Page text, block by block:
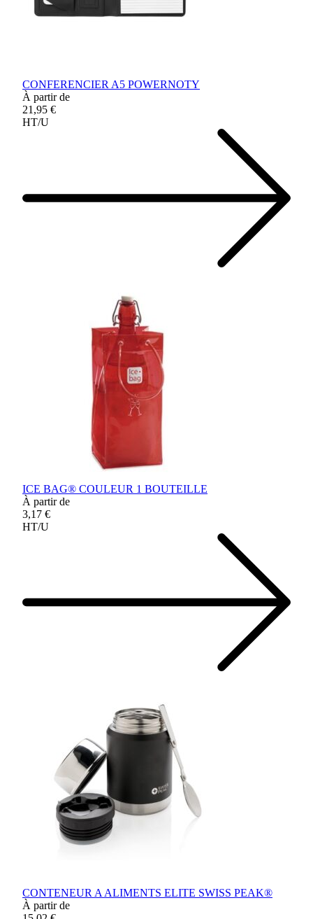
CONFERENCIER A5 POWERNOTY
À partir de
21,95 €
HT/U
ICE BAG® COULEUR 1 BOUTEILLE
À partir de
3,17 €
HT/U
CONTENEUR A ALIMENTS ELITE SWISS PEAK®
À partir de